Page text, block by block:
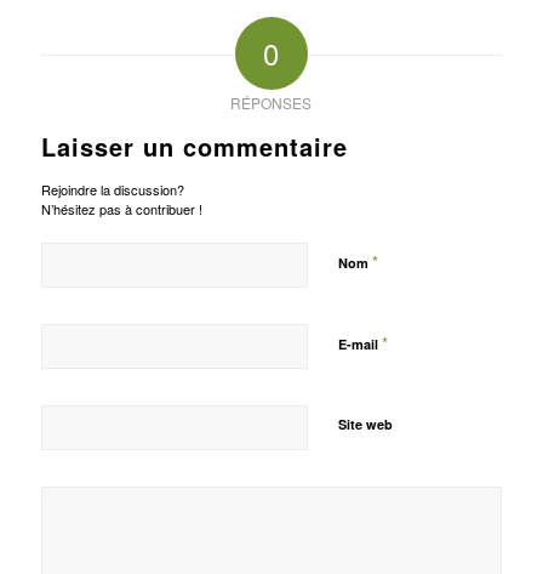
0
RÉPONSES
Laisser un commentaire
Rejoindre la discussion?
N’hésitez pas à contribuer !
Nom *
E-mail *
Site web